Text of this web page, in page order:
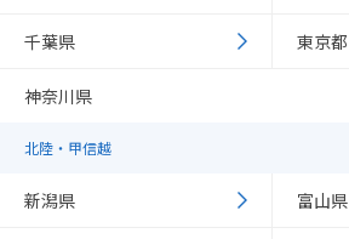
千葉県 東京都
神奈川県
北陸・甲信越
新潟県 富山県